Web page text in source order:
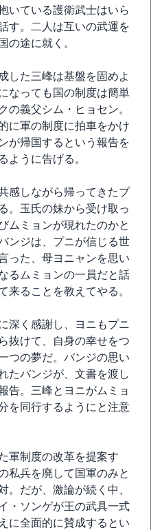
いている護衛武士はいら
す。二人は互いの武運を
の途に就く。
した三峰は基盤を固めよ
なっても国の制度は簡単
の義父シム・ヒョセン。
に軍の制度に拍車をかけ
が帰国するという報告を
ように告げる。
感しながら帰ってきたプ
。玉氏の妹から受け取っ
ムミョンが現れたのかと
ンジは、プニが信じる世
った、母ヨニャンを思い
るムミョンの一員だと話
来ることを教えてやる。
深く感謝し、ヨニもプニ
抜けて、自身の幸せをつ
つの夢だ。バンジの思い
たバンジが、文書を渡し
告。三峰とヨニがムミョ
を同行するようにと注意
軍制度の改革を提案す
私兵を廃して国軍のみと
。だが、激論が続く中、
・ソンゲが王の武具一式
に全面的に賛成するとい